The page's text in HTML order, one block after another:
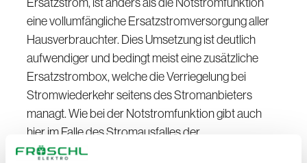
eine vollumfängliche Ersatzstromversorgung aller
Hausverbrauchter. Dies Umsetzung ist deutlich
aufwendiger und bedingt meist eine zusätzliche
Ersatzstrombox, welche die Verriegelung bei
Stromwiederkehr seitens des Stromanbieters
managt. Wie bei der Notstromfunktion gibt auch
hier im Falle des Stromausfalles der
Batteriespeicher seine Energie an den Haushalt ab,